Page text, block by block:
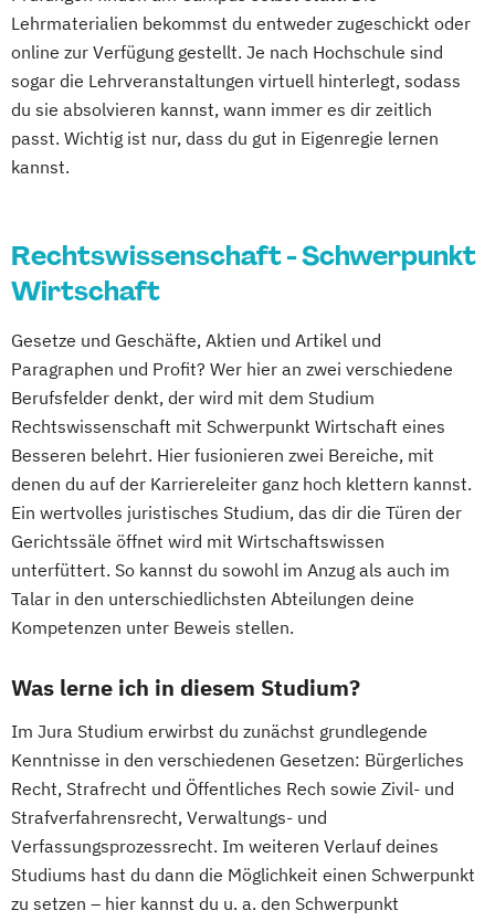
Lehrmaterialien bekommst du entweder zugeschickt oder
online zur Verfügung gestellt. Je nach Hochschule sind
sogar die Lehrveranstaltungen virtuell hinterlegt, sodass
du sie absolvieren kannst, wann immer es dir zeitlich
passt. Wichtig ist nur, dass du gut in Eigenregie lernen
kannst.
Rechtswissenschaft - Schwerpunkt
Wirtschaft
Gesetze und Geschäfte, Aktien und Artikel und
Paragraphen und Profit? Wer hier an zwei verschiedene
Berufsfelder denkt, der wird mit dem Studium
Rechtswissenschaft mit Schwerpunkt Wirtschaft eines
Besseren belehrt. Hier fusionieren zwei Bereiche, mit
denen du auf der Karriereleiter ganz hoch klettern kannst.
Ein wertvolles juristisches Studium, das dir die Türen der
Gerichtssäle öffnet wird mit Wirtschaftswissen
unterfüttert. So kannst du sowohl im Anzug als auch im
Talar in den unterschiedlichsten Abteilungen deine
Kompetenzen unter Beweis stellen.
Was lerne ich in diesem Studium?
Im Jura Studium erwirbst du zunächst grundlegende
Kenntnisse in den verschiedenen Gesetzen: Bürgerliches
Recht, Strafrecht und Öffentliches Rech sowie Zivil- und
Strafverfahrensrecht, Verwaltungs- und
Verfassungsprozessrecht. Im weiteren Verlauf deines
Studiums hast du dann die Möglichkeit einen Schwerpunkt
zu setzen – hier kannst du u. a. den Schwerpunkt